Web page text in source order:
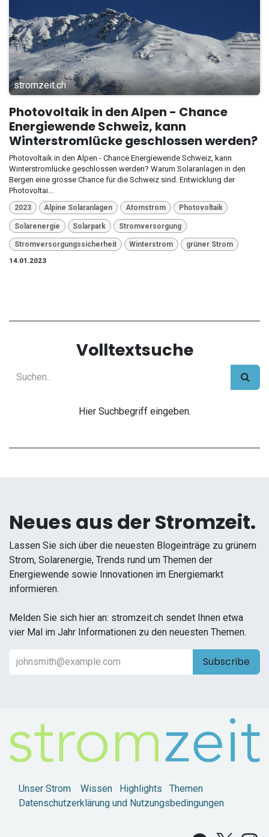
stromzeit.ch
Photovoltaik in den Alpen - Chance
Energiewende Schweiz, kann
Winterstromlücke geschlossen werden?
Photovoltaik in den Alpen - Chance Energiewende Schweiz, kann
Winterstromlücke geschlossen werden? Warum Solaranlagen in den
Bergen eine grosse Chance für die Schweiz sind. Entwicklung der
Photovoltai...
2023 Alpine Solaranlagen Atomstrom Photovoltaik
Solarenergie Solarpark Stromversorgung
Stromversorgungssicherheit Winterstrom
grüner Strom
14.01.2023
Volltextsuche
Hier Suchbegriff eingeben.
Neues aus der Stromzeit.
Lassen Sie sich über die neuesten Blogeinträge zu grünem
Strom, Solarenergie, Trends rund um Themen der
Energiewende sowie Innovationen im Energiemarkt
informieren.
Melden Sie sich hier an: stromzeit.ch sendet Ihnen etwa
vier Mal im Jahr Informationen zu den neuesten Themen.
Subscribe
Unser Strom Wissen Highlights
Themen
Datenschutzerklärung und Nutzungsbedingungen